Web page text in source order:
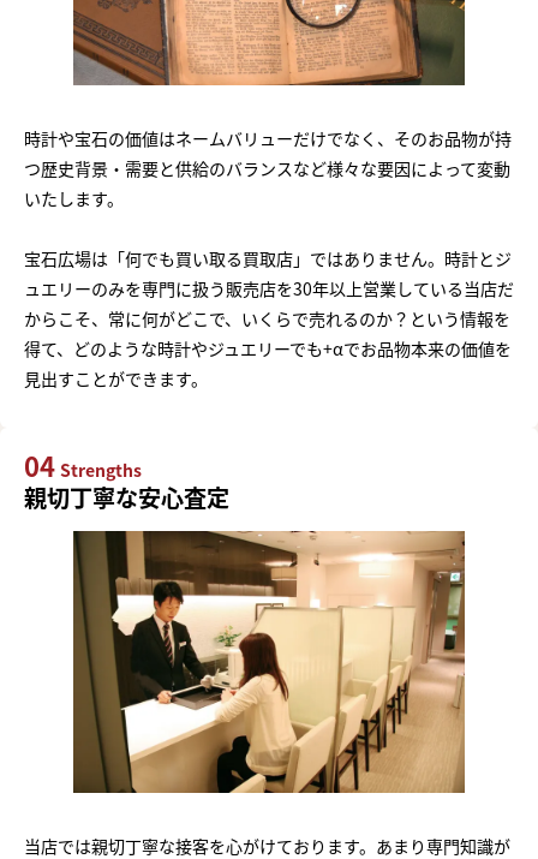
時計や宝石の価値はネームバリューだけでなく、そのお品物が持
つ歴史背景・需要と供給のバランスなど様々な要因によって変動
いたします。
宝石広場は「何でも買い取る買取店」ではありません。時計とジ
ュエリーのみを専門に扱う販売店を30年以上営業している当店だ
からこそ、常に何がどこで、いくらで売れるのか？という情報を
得て、どのような時計やジュエリーでも+αでお品物本来の価値を
見出すことができます。
04 Strengths
親切丁寧な安心査定
当店では親切丁寧な接客を心がけております。あまり専門知識が